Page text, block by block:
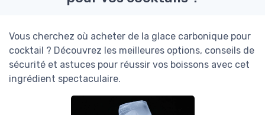
Vous cherchez où acheter de la glace carbonique pour
cocktail ? Découvrez les meilleures options, conseils de
sécurité et astuces pour réussir vos boissons avec cet
ingrédient spectaculaire.